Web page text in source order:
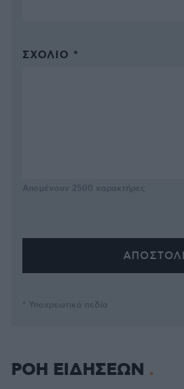
ΣΧΌΛΙΟ *
Απομένουν 2500 χαρακτήρες
* Υποχρεωτικά πεδία
ΡΟΗ ΕΙΔΗΣΕΩΝ